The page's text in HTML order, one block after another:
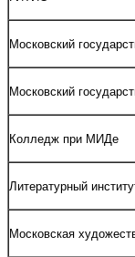
Московский
Московский
Колледж при МИДе
Литературный
Московская